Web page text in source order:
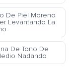
De Piel Moreno
Levantando La
De Tono De
Nadando